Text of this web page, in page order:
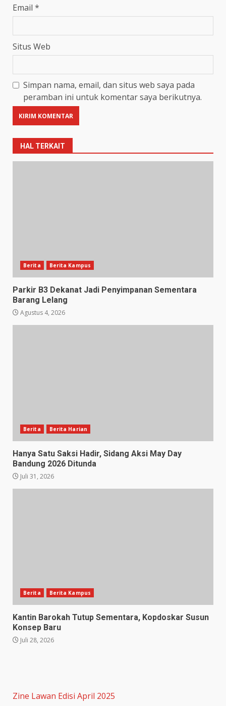
Email *
Situs Web
Simpan nama, email, dan situs web saya pada
peramban ini untuk komentar saya berikutnya.
HAL TERKAIT
Berita Berita Kampus
Parkir B3 Dekanat Jadi Penyimpanan Sementara
Barang Lelang
Agustus 4, 2026
Berita Berita Harian
Hanya Satu Saksi Hadir, Sidang Aksi May Day
Bandung 2026 Ditunda
Juli 31, 2026
Berita Berita Kampus
Kantin Barokah Tutup Sementara, Kopdoskar Susun
Konsep Baru
Juli 28, 2026
Zine Lawan Edisi April 2025